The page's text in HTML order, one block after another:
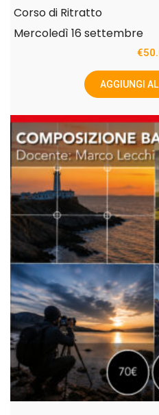
Corso di Ritratto
Mercoledì 16 settembre
€
AGGIUNGI